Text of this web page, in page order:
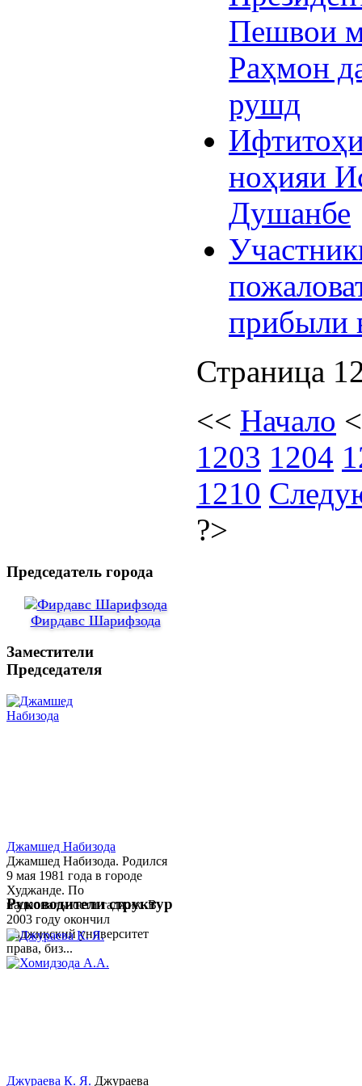
Пешвои
Раҳмон
рушд
ноҳияи
Душанбе
прибыли
Страница
<< Начало
1203 1204
1210
?>
Председатель города
Фирдавс Шарифзода
Заместители
Председателя
Джамшед Набизода
Джамшед Набизода. Родился
9 мая 1981 года в городе
Худжанде. По
национальности таджик. В
2003 году окончил
Таджикский университет
права, биз...
Руководители структур
Джураева К. Я. Джураева